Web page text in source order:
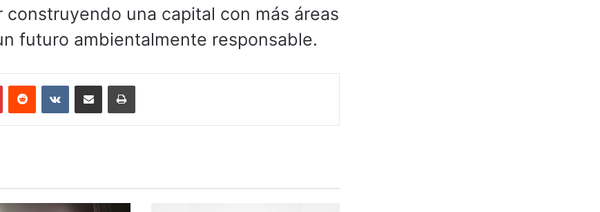
una capital con más áreas
futuro ambientalmente responsable.
PinterestReddit VKontakteCompartir por correo electrónicoImprimir